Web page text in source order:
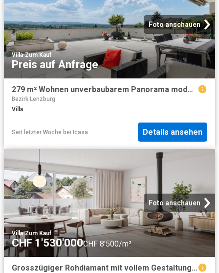
Foto anschauen
Villa·Zum Kauf
Preis auf Anfrage
279 m² Wohnen unverbaubarem Panorama modernes 7½ Zimmer Terrassenhaus in Möriken
Bezirk Lenzburg
Villa
Seit letzter Woche bei Icasa Details ansehen
Foto anschauen
Villa·Zum Kauf
CHF 1'530'000CHF 8'500/m²
Grosszügiger Rohdiamant mit vollem Gestaltungsfreiraum